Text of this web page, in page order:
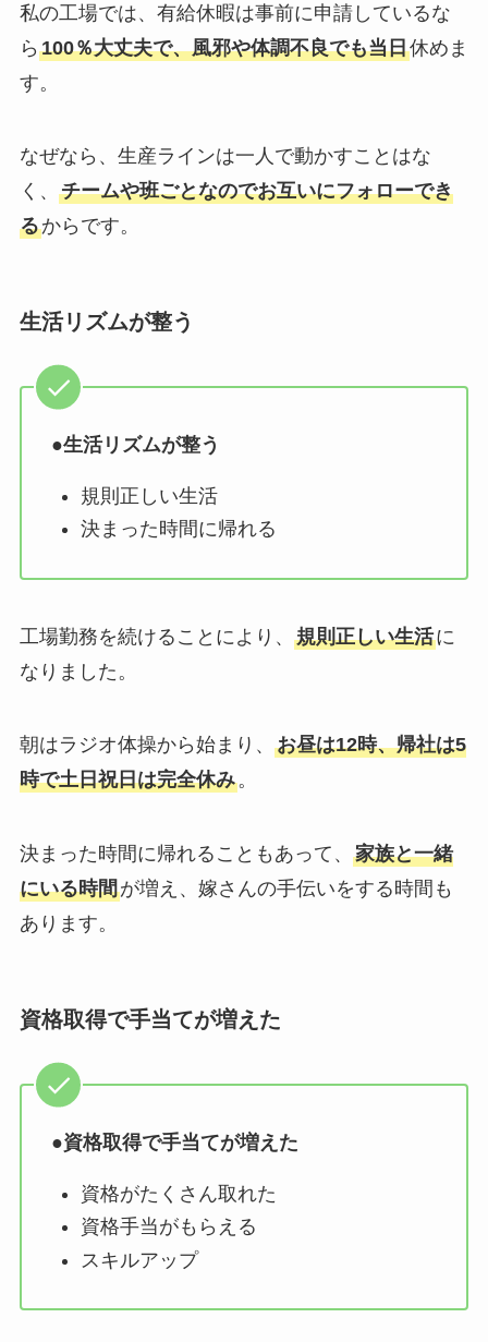
私の工場では、有給休暇は事前に申請しているな
ら 100％大丈夫で、風邪や体調不良でも当日休めま
す。
なぜなら、生産ラインは一人で動かすことはな
く、 チームや班ごとなのでお互いにフォローでき
るからです。
生活リズムが整う
●生活リズムが整う
規則正しい生活
決まった時間に帰れる
工場勤務を続けることにより、 規則正しい生活に
なりました。
朝はラジオ体操から始まり、 お昼は12時、帰社は5
時で土日祝日は完全休み。
決まった時間に帰れることもあって、 家族と一緒
にいる時間が増え、嫁さんの手伝いをする時間も
あります。
資格取得で手当てが増えた
●資格取得で手当てが増えた
資格がたくさん取れた
資格手当がもらえる
スキルアップ